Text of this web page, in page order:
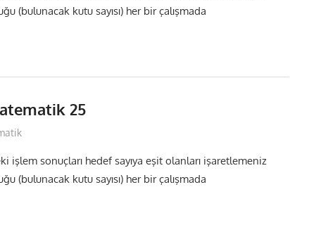
(bulunacak kutu sayısı) her bir çalışmada
25
işlem sonuçları hedef sayıya eşit olanları işaretlemeniz
(bulunacak kutu sayısı) her bir çalışmada